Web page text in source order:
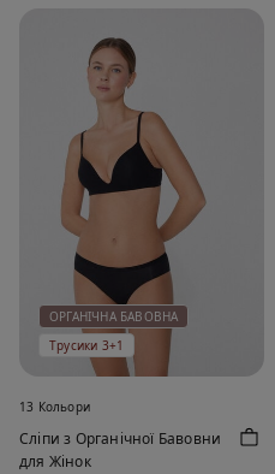
ОРГАНІЧНА БАВОВНА
Трусики 3+1
13 Кольори
Сліпи з Органічної Бавовни
для Жінок